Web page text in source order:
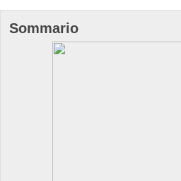
Sommario